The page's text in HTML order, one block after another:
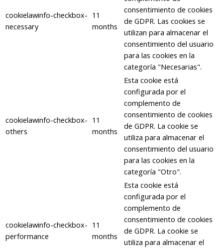
cookielawinfo-checkbox-
necessary
11
months
consentimiento de cookies
de GDPR. Las cookies se
utilizan para almacenar el
consentimiento del usuario
para las cookies en la
categoría "Necesarias".
cookielawinfo-checkbox-
others
11
months
Esta cookie está
configurada por el
complemento de
consentimiento de cookies
de GDPR. La cookie se
utiliza para almacenar el
consentimiento del usuario
para las cookies en la
categoría "Otro".
cookielawinfo-checkbox-
performance
11
months
Esta cookie está
configurada por el
complemento de
consentimiento de cookies
de GDPR. La cookie se
utiliza para almacenar el